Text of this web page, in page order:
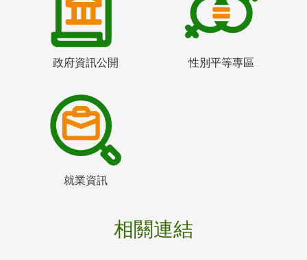
政府資訊公開 性別平等專區
就業資訊
相關連結